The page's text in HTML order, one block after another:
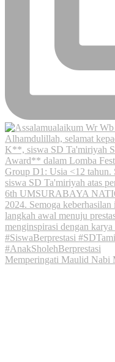
Memperingati Maulid Nabi